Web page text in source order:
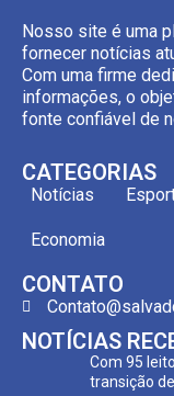
Nosso site é uma
fornecer notícias
Com uma firme
informações, o
fonte confiável de
CATEGORIAS
Notícias
Economia
CONTATO
NOTÍCIAS
Com 95
transição